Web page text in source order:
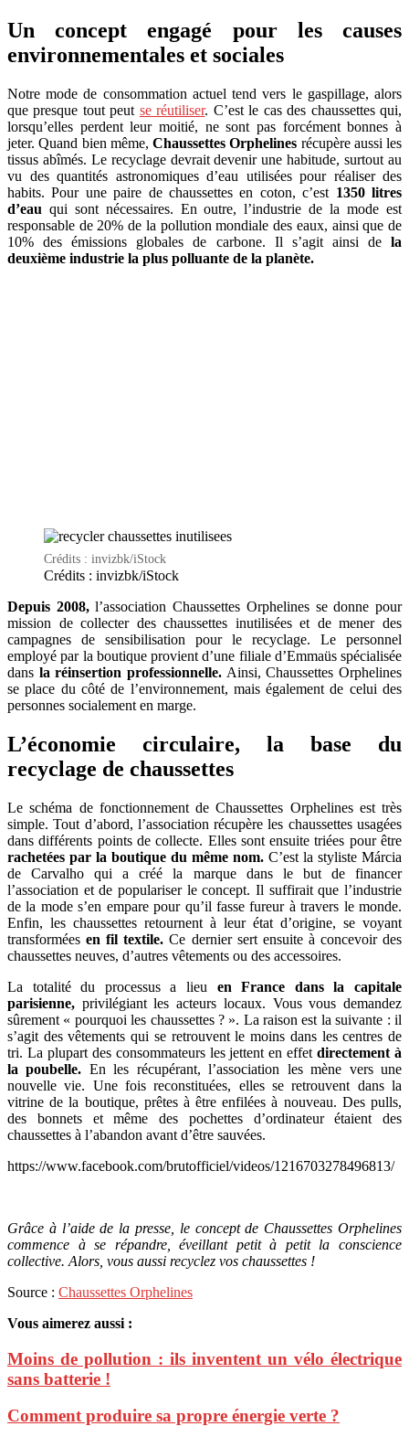
Un concept engagé pour les causes
environnementales et sociales
Notre mode de consommation actuel tend vers le gaspillage, alors
que presque tout peut se réutiliser. C’est le cas des chaussettes qui,
lorsqu’elles perdent leur moitié, ne sont pas forcément bonnes à
jeter. Quand bien même, Chaussettes Orphelines récupère aussi les
tissus abîmés. Le recyclage devrait devenir une habitude, surtout au
vu des quantités astronomiques d’eau utilisées pour réaliser des
habits. Pour une paire de chaussettes en coton, c’est 1350 litres
d’eau qui sont nécessaires. En outre, l’industrie de la mode est
responsable de 20% de la pollution mondiale des eaux, ainsi que de
10% des émissions globales de carbone. Il s’agit ainsi de la
deuxième industrie la plus polluante de la planète.
Crédits : invizbk/iStock
Crédits : invizbk/iStock
Depuis 2008,l’association Chaussettes Orphelines se donne pour
mission de collecter des chaussettes inutilisées et de mener des
campagnes de sensibilisation pour le recyclage. Le personnel
employé par la boutique provient d’une filiale d’Emmaüs spécialisée
dans la réinsertion professionnelle. Ainsi, Chaussettes Orphelines
se place du côté de l’environnement, mais également de celui des
personnes socialement en marge.
L’économie circulaire, la base du
recyclage de chaussettes
Le schéma de fonctionnement de Chaussettes Orphelines est très
simple. Tout d’abord, l’association récupère les chaussettes usagées
dans différents points de collecte. Elles sont ensuite triées pour être
rachetées par la boutique du même nom. C’est la styliste Márcia
de Carvalho qui a créé la marque dans le but de financer
l’association et de populariser le concept. Il suffirait que l’industrie
de la mode s’en empare pour qu’il fasse fureur à travers le monde.
Enfin, les chaussettes retournent à leur état d’origine, se voyant
transforméesen fil textile. Ce dernier sert ensuite à concevoir des
chaussettes neuves, d’autres vêtements ou des accessoires.
La totalité du processus a lieu en France dans la capitale
parisienne, privilégiant les acteurs locaux. Vous vous demandez
sûrement « pourquoi les chaussettes ? ». La raison est la suivante : il
s’agit des vêtements qui se retrouvent le moins dans les centres de
tri. La plupart des consommateurs les jettent en effetdirectement à
la poubelle. En les récupérant, l’association les mène vers une
nouvelle vie. Une fois reconstituées, elles se retrouvent dans la
vitrine de la boutique, prêtes à être enfilées à nouveau. Des pulls,
des bonnets et même des pochettes d’ordinateur étaient des
chaussettes à l’abandon avant d’être sauvées.
https://www.facebook.com/brutofficiel/videos/1216703278496813/
Grâce à l’aide de la presse, le concept de Chaussettes Orphelines
commence à se répandre, éveillant petit à petit la conscience
collective. Alors, vous aussi recyclez vos chaussettes !
Source : Chaussettes Orphelines
Vous aimerez aussi :
Moins de pollution : ils inventent un vélo électrique
sans batterie !
Comment produire sa propre énergie verte ?